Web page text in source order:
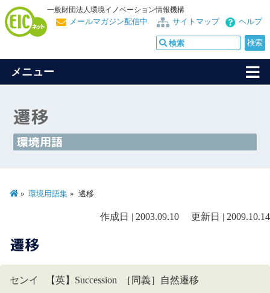
一般財団法人環境イノベーション情報機構
ヘルプ
サイトマップ
メールマガジン配信中
メニュー
遷移
環境用語
環境用語集 遷移
作成日 | 2003.09.10 更新日 | 2009.10.14
遷移
センイ 【英】Succession ［同義］自然遷移